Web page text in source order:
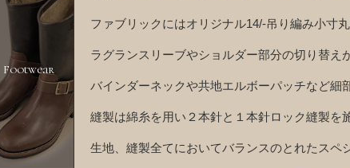
ファブリックにはオリジナル14/-吊り編み小寸丸
ラグランスリーブやショルダー部分の切り替え
バインダーネックや共地エルボーパッチなど細
縫製は綿糸を用い２本針と１本針ロック縫製を
生地、縫製全てにおいてバランスのとれたスペ
Footwear